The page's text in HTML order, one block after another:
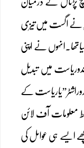
پڑتال کے درمیان
نے اگست میں تیزی
کیاتھا۔انہوں نے اپنی
میں تبدیل
کے
معلومات آف لائن
ایسے ہی عوامل کی